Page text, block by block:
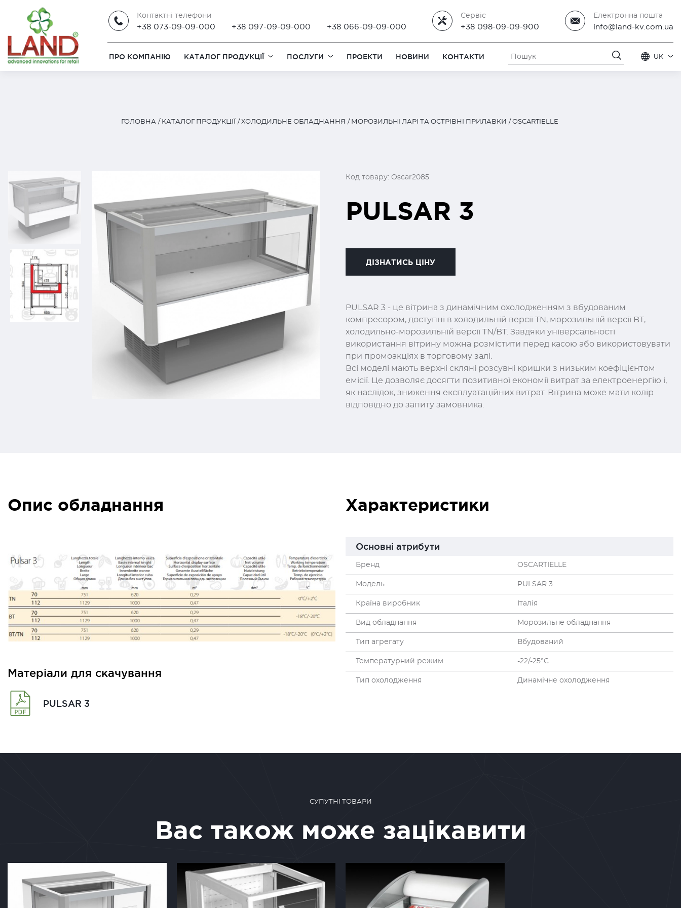
Контактні телефони
+38 073-09-09-000 +38 097-09-09-000 +38 066-09-09-000
Сервіс
+38 098-09-09-900
Електронна пошта
info@land-kv.com.ua
ПРО КОМПАНІЮ КАТАЛОГ ПРОДУКЦІЇ ПОСЛУГИ ПРОЕКТИ НОВИНИ КОНТАКТИ UK
ГОЛОВНА КАТАЛОГ ПРОДУКЦІЇ ХОЛОДИЛЬНЕ ОБЛАДНАННЯ МОРОЗИЛЬНІ ЛАРІ ТА ОСТРІВНІ ПРИЛАВКИ OSCARTIELLE
Код товару: Oscar2085
PULSAR 3
ДІЗНАТИСЬ ЦІНУ
PULSAR 3 - це вітрина з динамічним охолодженням з вбудованим
компресором, доступні в холодильній версії TN, морозильній версії BT,
холодильно-морозильній версії TN/BT. Завдяки універсальності
використання вітрину можна розмістити перед касою або використовувати
при промоакціях в торговому залі.
Всі моделі мають верхні скляні розсувні кришки з низьким коефіцієнтом
емісії. Це дозволяє досягти позитивної економії витрат за електроенергію і,
як наслідок, зниження експлуатаційних витрат. Вітрина може мати колір
відповідно до запиту замовника.
Опис обладнання
Матеріали для скачування
PULSAR 3
Характеристики
Основні атрибути
Бренд OSCARTIELLE
Модель PULSAR 3
Країна виробник Італія
Вид обладнання Морозильне обладнання
Тип агрегату Вбудований
Температурний режим -22/-25°C
Тип охолодження Динамічне охолодження
СУПУТНІ ТОВАРИ
Вас також може зацікавити